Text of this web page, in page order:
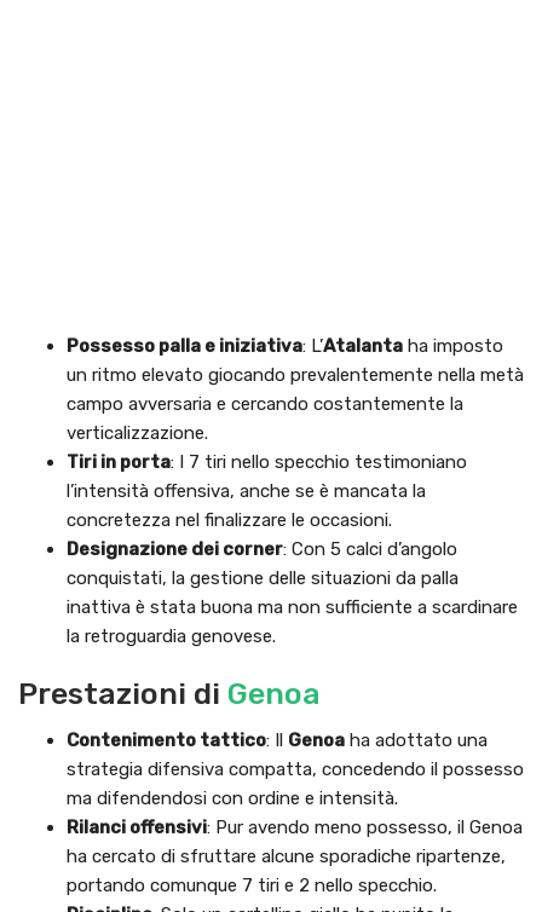
Possesso palla e iniziativa: L’Atalanta ha imposto
un ritmo elevato giocando prevalentemente nella metà
campo avversaria e cercando costantemente la
verticalizzazione.
Tiri in porta: I 7 tiri nello specchio testimoniano
l’intensità offensiva, anche se è mancata la
concretezza nel finalizzare le occasioni.
Designazione dei corner: Con 5 calci d’angolo
conquistati, la gestione delle situazioni da palla
inattiva è stata buona ma non sufficiente a scardinare
la retroguardia genovese.
Prestazioni di Genoa
Contenimento tattico: Il Genoa ha adottato una
strategia difensiva compatta, concedendo il possesso
ma difendendosi con ordine e intensità.
Rilanci offensivi: Pur avendo meno possesso, il Genoa
ha cercato di sfruttare alcune sporadiche ripartenze,
portando comunque 7 tiri e 2 nello specchio.